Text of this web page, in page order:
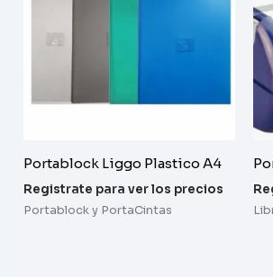
Portablock Liggo Plastico A4
Registrate para ver los precios
Portablock y PortaCintas